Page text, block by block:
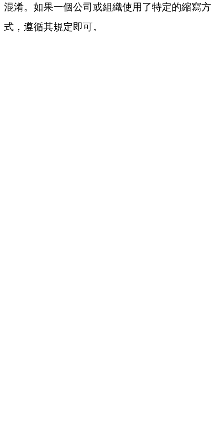
混淆。如果一個公司或組織使用了特定的縮寫方
式，遵循其規定即可。